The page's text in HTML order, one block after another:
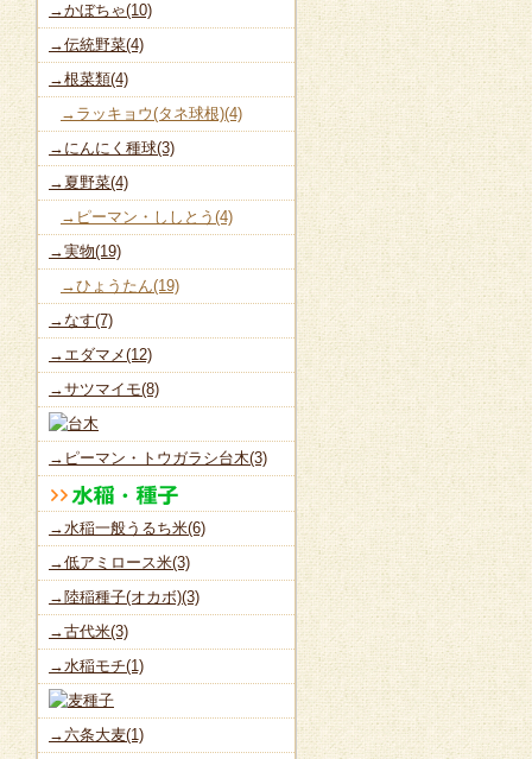
→かぼちゃ(10)
→伝統野菜(4)
→根菜類(4)
→ラッキョウ(タネ球根)(4)
→にんにく種球(3)
→夏野菜(4)
→ピーマン・ししとう(4)
→実物(19)
→ひょうたん(19)
→なす(7)
→エダマメ(12)
→サツマイモ(8)
→ピーマン・トウガラシ台木(3)
→水稲一般うるち米(6)
→低アミロース米(3)
→陸稲種子(オカボ)(3)
→古代米(3)
→水稲モチ(1)
→六条大麦(1)